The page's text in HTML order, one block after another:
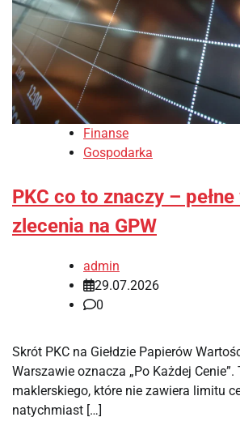
Finanse
Gospodarka
PKC co to znaczy –
zlecenia na GPW
admin
29.07.2026
0
Skrót PKC na Giełdzie Papierów
Warszawie oznacza „Po Każdej
maklerskiego, które nie zawiera limitu
natychmiast […]